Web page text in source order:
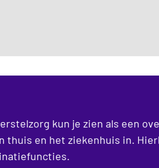
kun je zien als een
thuis en het ziekenhuis in.